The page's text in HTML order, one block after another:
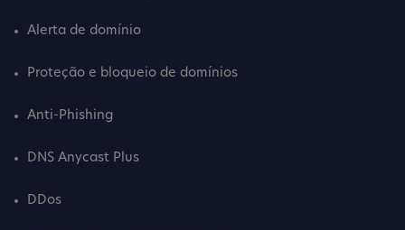
Alerta de domínio
Proteção e bloqueio de domínios
Anti-Phishing
DNS Anycast Plus
DDos